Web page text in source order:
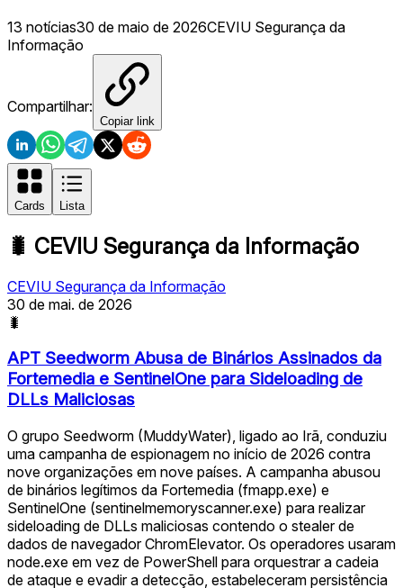
13 notícias30 de maio de 2026CEVIU Segurança da
Informação
Compartilhar:
Copiar link
Cards Lista
🐛 CEVIU Segurança da Informação
CEVIU Segurança da Informação
30 de mai. de 2026
🐛
APT Seedworm Abusa de Binários Assinados da
Fortemedia e SentinelOne para Sideloading de
DLLs Maliciosas
O grupo Seedworm (MuddyWater), ligado ao Irã, conduziu
uma campanha de espionagem no início de 2026 contra
nove organizações em nove países. A campanha abusou
de binários legítimos da Fortemedia (fmapp.exe) e
SentinelOne (sentinelmemoryscanner.exe) para realizar
sideloading de DLLs maliciosas contendo o stealer de
dados de navegador ChromElevator. Os operadores usaram
node.exe em vez de PowerShell para orquestrar a cadeia
de ataque e evadir a detecção, estabeleceram persistência